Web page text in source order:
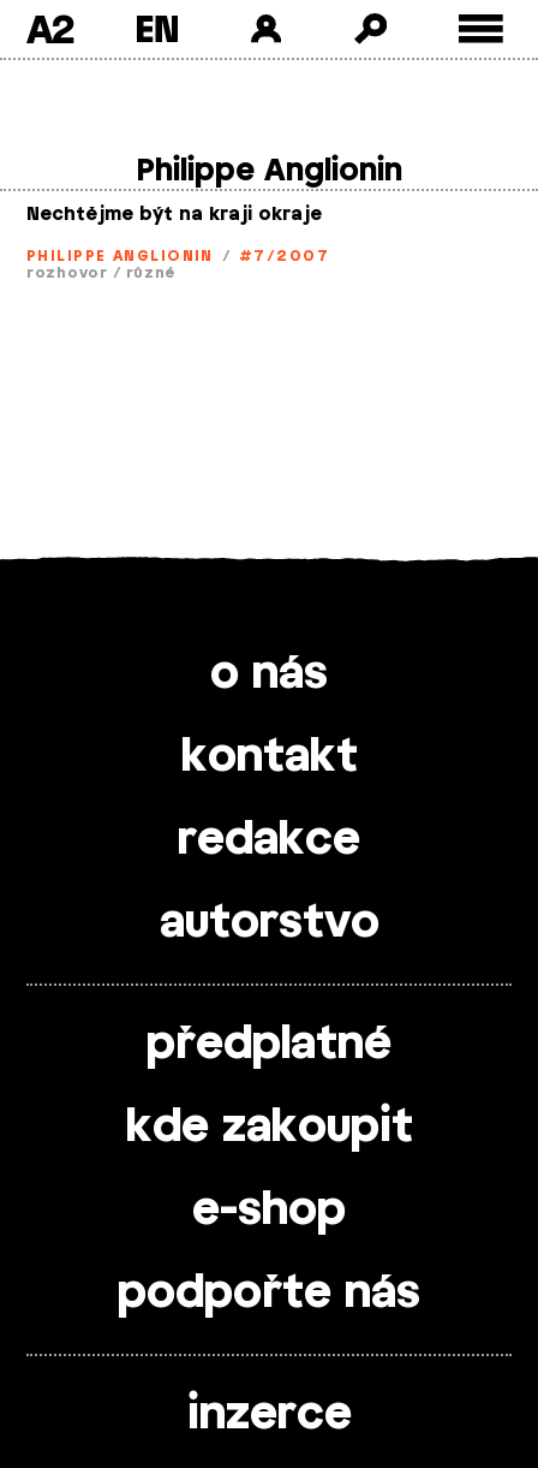
A2
Philippe Anglionin
Nechtějme být na kraji okraje
PHILIPPE ANGLIONIN / #7/2007
rozhovor / různé
o nás
kontakt
redakce
autorstvo
předplatné
kde zakoupit
e-shop
podpořte nás
inzerce